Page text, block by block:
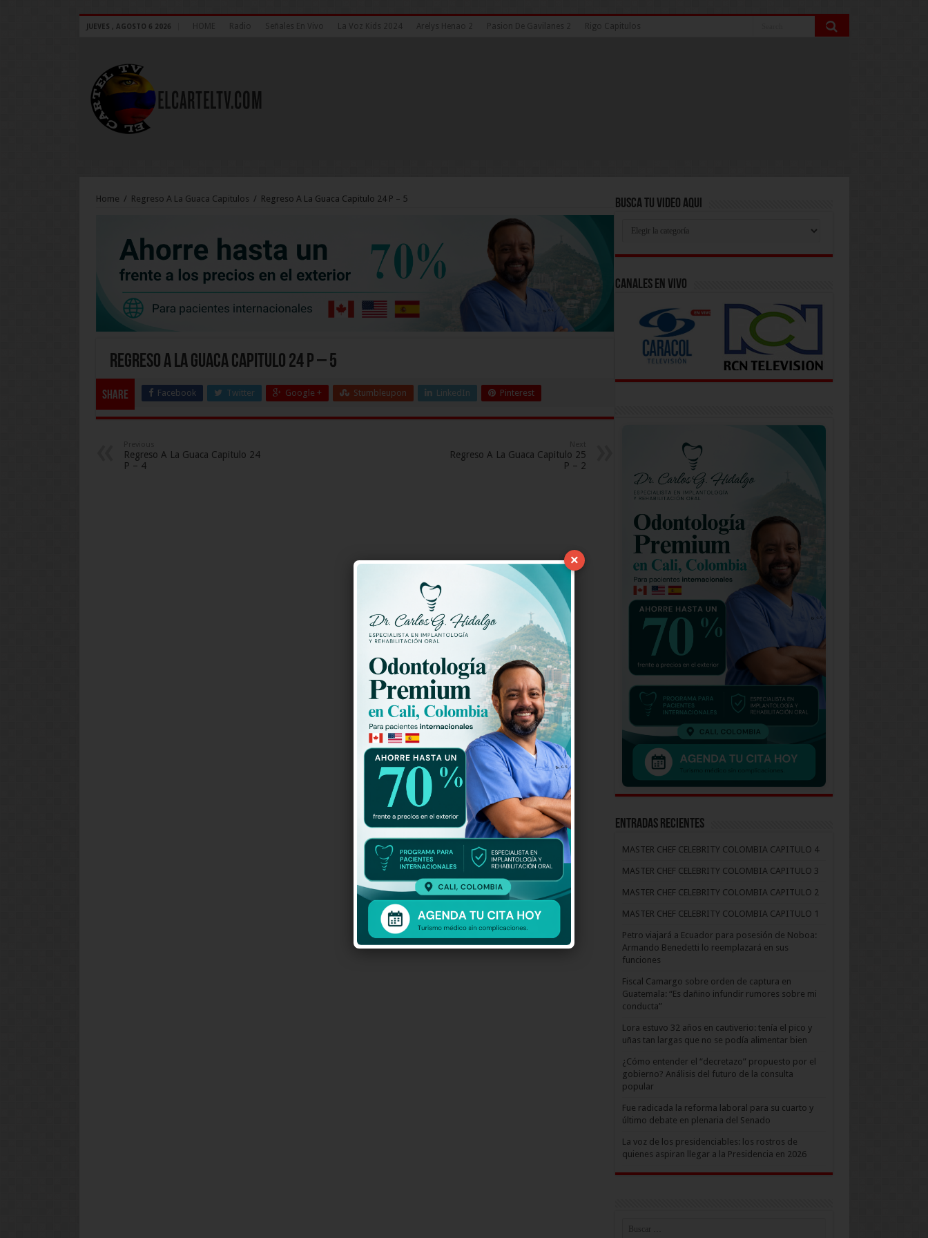
JUEVES , AGOSTO 6 2026 HOME Radio Señales En Vivo La Voz Kids 2024 Arelys Henao 2 Pasion De Gavilanes 2 Rigo Capitulos
Home / Regreso A La Guaca Capitulos / Regreso A La Guaca Capitulo 24 P – 5
Regreso A La Guaca Capitulo 24 P – 5
Share Facebook Twitter Google + Stumbleupon LinkedIn Pinterest
Regreso A La Guaca Capitulo 24
P – 4
Regreso A La Guaca Capitulo 25
P – 2
Busca Tu Video Aqui
Aqui
Canales En Vivo
Entradas recientes
MASTER CHEF CELEBRITY COLOMBIA CAPITULO 4
MASTER CHEF CELEBRITY COLOMBIA CAPITULO 3
MASTER CHEF CELEBRITY COLOMBIA CAPITULO 2
MASTER CHEF CELEBRITY COLOMBIA CAPITULO 1
Petro viajará a Ecuador para posesión de Noboa:
Armando Benedetti lo reemplazará en sus
funciones
Fiscal Camargo sobre orden de captura en
Guatemala: “Es dañino infundir rumores sobre mi
conducta”
Lora estuvo 32 años en cautiverio: tenía el pico y
uñas tan largas que no se podía alimentar bien
¿Cómo entender el “decretazo” propuesto por el
gobierno? Análisis del futuro de la consulta
popular
Fue radicada la reforma laboral para su cuarto y
último debate en plenaria del Senado
La voz de los presidenciables: los rostros de
quienes aspiran llegar a la Presidencia en 2026
×